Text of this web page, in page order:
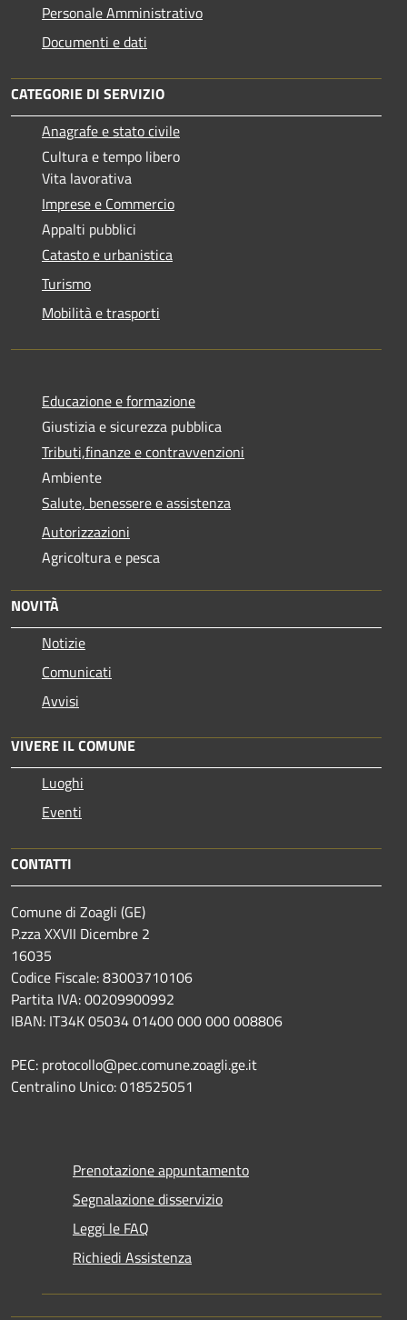
Personale Amministrativo
Documenti e dati
CATEGORIE DI SERVIZIO
Anagrafe e stato civile
Cultura e tempo libero
Vita lavorativa
Imprese e Commercio
Appalti pubblici
Catasto e urbanistica
Turismo
Mobilità e trasporti
Educazione e formazione
Giustizia e sicurezza pubblica
Tributi,finanze e contravvenzioni
Ambiente
Salute, benessere e assistenza
Autorizzazioni
Agricoltura e pesca
NOVITÀ
Notizie
Comunicati
Avvisi
VIVERE IL COMUNE
Luoghi
Eventi
CONTATTI
Comune di Zoagli (GE)
P.zza XXVII Dicembre 2
16035
Codice Fiscale: 83003710106
Partita IVA: 00209900992
IBAN: IT34K 05034 01400 000 000 008806
PEC: protocollo@pec.comune.zoagli.ge.it
Centralino Unico: 018525051
Prenotazione appuntamento
Segnalazione disservizio
Leggi le FAQ
Richiedi Assistenza